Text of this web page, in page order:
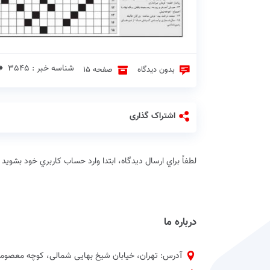
بدون دیدگاه صفحه 15 شناسه خبر : 3545 ♦
اشتراک گذاری
لطفاً براي ارسال دیدگاه، ابتدا وارد حساب كاربري خود بشويد
درباره ما
آدرس: تهران، خیابان شیخ بهایی شمالی، کوچه